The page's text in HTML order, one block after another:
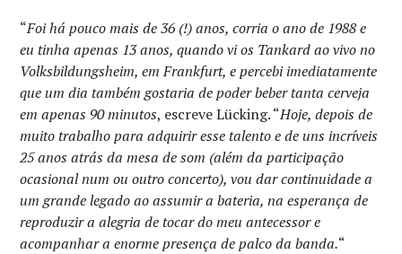
“Foi há pouco mais de 36 (!) anos, corria o ano de 1988 e
eu tinha apenas 13 anos, quando vi os Tankard ao vivo no
Volksbildungsheim, em Frankfurt, e percebi imediatamente
que um dia também gostaria de poder beber tanta cerveja
em apenas 90 minutos, escreve Lücking. “Hoje, depois de
muito trabalho para adquirir esse talento e de uns incríveis
25 anos atrás da mesa de som (além da participação
ocasional num ou outro concerto), vou dar continuidade a
um grande legado ao assumir a bateria, na esperança de
reproduzir a alegria de tocar do meu antecessor e
acompanhar a enorme presença de palco da banda.“